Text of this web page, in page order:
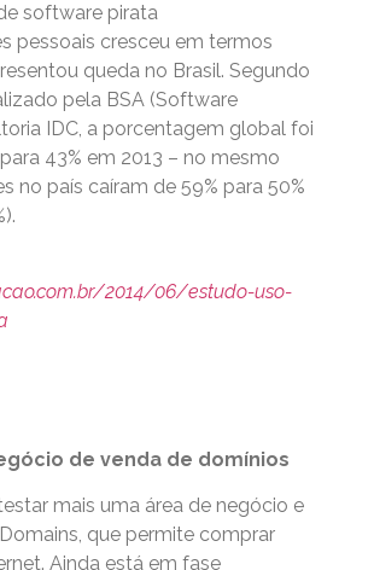
software pirata
pessoais cresceu em termos
queda no Brasil. Segundo
pela BSA (Software
IDC, a porcentagem global foi
43% em 2013 – no mesmo
no país caíram de 59% para 50%
2014/06/estudo-uso-
de venda de domínios
mais uma área de negócio e
que permite comprar
Ainda está em fase